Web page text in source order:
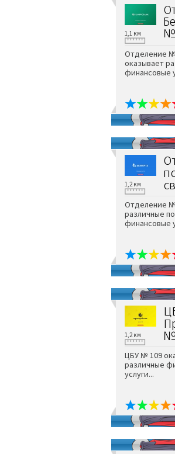
№
1,1 км
Отделение
оказывает
финансовые
1,2 км
Отделение №
различные
финансовые
№
1,2 км
ЦБУ № 109
различные
услуги...